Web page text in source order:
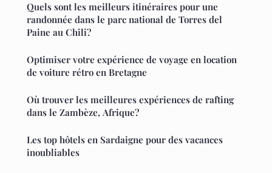
Quels sont les meilleurs itinéraires pour une
randonnée dans le parc national de Torres del
Paine au Chili?
Optimiser votre expérience de voyage en location
de voiture rétro en Bretagne
Où trouver les meilleures expériences de rafting
dans le Zambèze, Afrique?
Les top hôtels en Sardaigne pour des vacances
inoubliables